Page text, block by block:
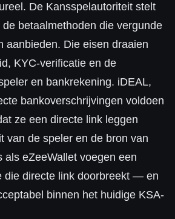
De Kansspelautoriteit stelt
betaalmethoden die vergunde
aanbieden. Die eisen draaien
KYC-verificatie en de
en bankrekening. iDEAL,
bankoverschrijvingen voldoen
ze een directe link leggen
van de speler en de bron van
als eZeeWallet voegen een
die directe link doorbreekt — en
binnen het huidige KSA-